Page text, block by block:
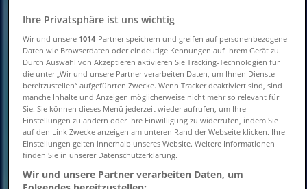
Andere Reisen und Freizeit
Geschäfte in Ihrer Stadt
Schneller Blick auf UCI Kinowelt
Angebote
Kategorie:Reisen und Freizeit
Wir sind gerade dabei Angebote zu "UCI Kinowelt" zu
Ihre Privatsphäre ist uns wichtig
Wir und unsere 1014-Partner speichern und greifen auf personenbezogene
Daten wie Browserdaten oder eindeutige Kennungen auf Ihrem Gerät zu.
Durch Auswahl von Akzeptieren aktivieren Sie Tracking-Technologien für
die unter „Wir und unsere Partner verarbeiten Daten, um Ihnen Dienste
bereitzustellen“ aufgeführten Zwecke. Wenn Tracker deaktiviert sind, sind
manche Inhalte und Anzeigen möglicherweise nicht mehr so relevant für
Sie. Sie können dieses Menü jederzeit wieder aufrufen, um Ihre
Einstellungen zu ändern oder Ihre Einwilligung zu widerrufen, indem Sie
auf den Link Zwecke anzeigen am unteren Rand der Webseite klicken. Ihre
Einstellungen gelten innerhalb unseres Website. Weitere Informationen
finden Sie in unserer Datenschutzerklärung.
Wir und unsere Partner verarbeiten Daten, um